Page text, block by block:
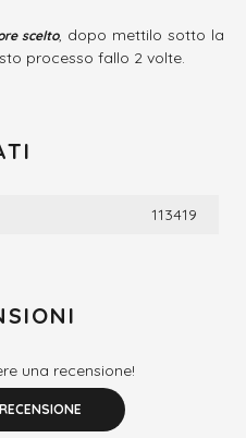
scelto, dopo mettilo sotto la
processo fallo 2 volte.
113419
una recensione!